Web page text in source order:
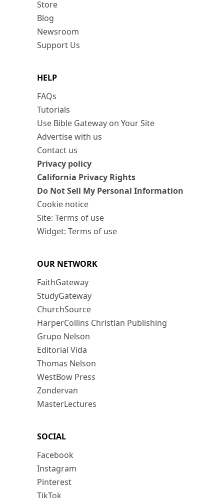
Store
Blog
Newsroom
Support Us
HELP
FAQs
Tutorials
Use Bible Gateway on Your Site
Advertise with us
Contact us
Privacy policy
California Privacy Rights
Do Not Sell My Personal Information
Cookie notice
Site: Terms of use
Widget: Terms of use
OUR NETWORK
FaithGateway
StudyGateway
ChurchSource
HarperCollins Christian Publishing
Grupo Nelson
Editorial Vida
Thomas Nelson
WestBow Press
Zondervan
MasterLectures
SOCIAL
Facebook
Instagram
Pinterest
TikTok